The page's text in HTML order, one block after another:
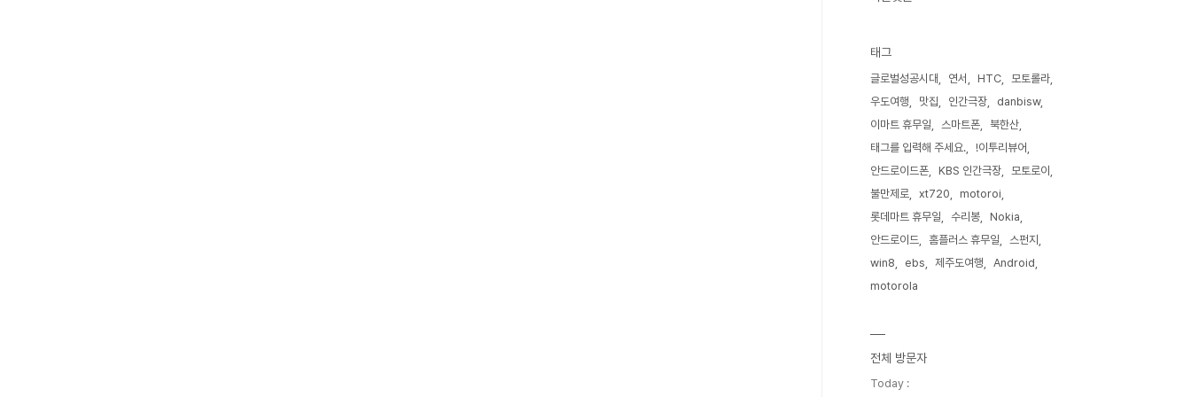
태그
글로벌성공시대 연서 HTC
모토롤라
우도여행
맛집 인간극장
danbisw
이마트 휴무일
스마트폰
북한산
태그를 입력해 주세요.
!이투리뷰어
안드로이드폰
KBS 인간극장
모토로이
불만제로
xt720
motoroi
롯데마트 휴무일
수리봉
Nokia
안드로이드
홈플러스 휴무일
스펀지
win8
ebs 제주도여행
Android
motorola
전체 방문자
Today :